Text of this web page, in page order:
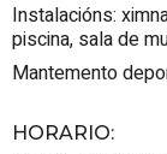
Instalacións:
piscina, sala de
Mantemento
HORARIO: